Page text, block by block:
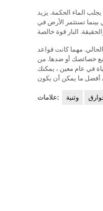
الماء الحكمة. يزيد
بينما تستثمر الأرض في
مهما كانت قواعد
خصائصك أو ضدها. من
في عام معين ، يمكنك
علامات: وثنية